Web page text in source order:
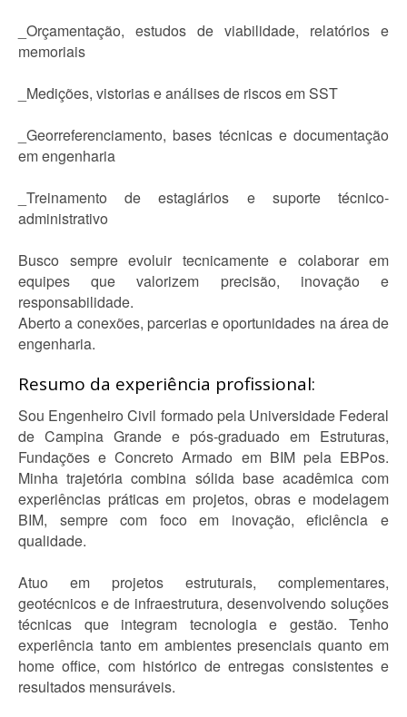
_Orçamentação, estudos de viabilidade, relatórios e
memoriais
_Medições, vistorias e análises de riscos em SST
_Georreferenciamento, bases técnicas e documentação
em engenharia
_Treinamento de estagiários e suporte técnico-
administrativo
Busco sempre evoluir tecnicamente e colaborar em
equipes que valorizem precisão, inovação e
responsabilidade.
Aberto a conexões, parcerias e oportunidades na área de
engenharia.
Resumo da experiência profissional:
Sou Engenheiro Civil formado pela Universidade Federal
de Campina Grande e pós-graduado em Estruturas,
Fundações e Concreto Armado em BIM pela EBPos.
Minha trajetória combina sólida base acadêmica com
experiências práticas em projetos, obras e modelagem
BIM, sempre com foco em inovação, eficiência e
qualidade.
Atuo em projetos estruturais, complementares,
geotécnicos e de infraestrutura, desenvolvendo soluções
técnicas que integram tecnologia e gestão. Tenho
experiência tanto em ambientes presenciais quanto em
home office, com histórico de entregas consistentes e
resultados mensuráveis.